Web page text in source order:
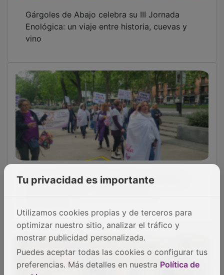
Enológica: un viaje entre historia, cuevas y
vino
para pedir mayor visibilidad de la
Tu privacidad es importante
Utilizamos cookies propias y de terceros para
optimizar nuestro sitio, analizar el tráfico y
mostrar publicidad personalizada.
Puedes aceptar todas las cookies o configurar tus
preferencias. Más detalles en nuestra Política de